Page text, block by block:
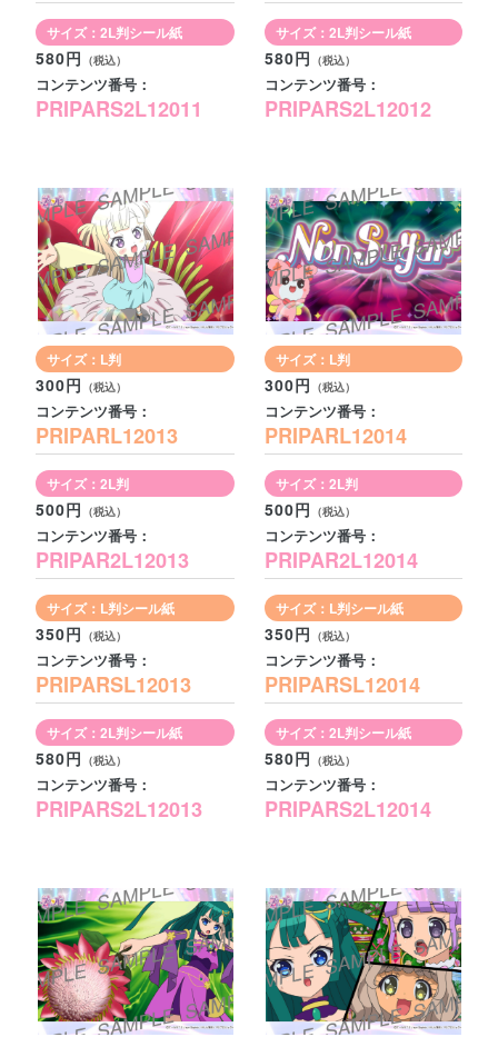
サイズ：2L判シール紙
580円
コンテンツ番号：
PRIPARS2L12011
サイズ：2L判シール紙
580円
コンテンツ番号：
PRIPARS2L12012
サイズ：L判
300円
コンテンツ番号：
PRIPARL12013
サイズ：2L判
500円
コンテンツ番号：
PRIPAR2L12013
サイズ：L判シール紙
350円
コンテンツ番号：
PRIPARSL12013
サイズ：2L判シール紙
580円
コンテンツ番号：
PRIPARS2L12013
サイズ：L判
300円
コンテンツ番号：
PRIPARL12014
サイズ：2L判
500円
コンテンツ番号：
PRIPAR2L12014
サイズ：L判シール紙
350円
コンテンツ番号：
PRIPARSL12014
サイズ：2L判シール紙
580円
コンテンツ番号：
PRIPARS2L12014